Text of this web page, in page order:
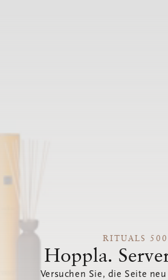
RITUALS 500
Hoppla.
Versuchen Sie, die Seite